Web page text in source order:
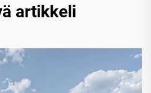
artikkeli